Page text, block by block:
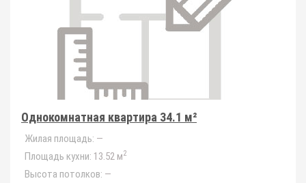
Однокомнатная квартира 34.1 м²
Жилая площадь: —
Площадь кухни: 13.52 м2
Высота потолков: —